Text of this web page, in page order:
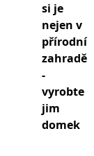
si je
nejen v
přírodní
zahradě
-
vyrobte
jim
domek